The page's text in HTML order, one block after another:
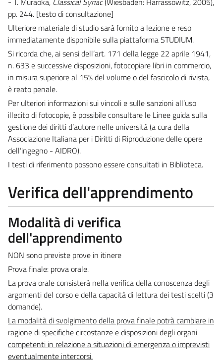
pp. 244. [testo di consultazione]
Ulteriore materiale di studio sarà fornito a lezione e reso
immediatamente disponibile sulla piattaforma STUDIUM.
Si ricorda che, ai sensi dell’art. 171 della legge 22 aprile 1941,
n. 633 e successive disposizioni, fotocopiare libri in commercio,
in misura superiore al 15% del volume o del fascicolo di rivista,
è reato penale.
Per ulteriori informazioni sui vincoli e sulle sanzioni all’uso
illecito di fotocopie, è possibile consultare le Linee guida sulla
gestione dei diritti d’autore nelle università (a cura della
Associazione Italiana per i Diritti di Riproduzione delle opere
dell’ingegno - AIDRO).
I testi di riferimento possono essere consultati in Biblioteca.
Verifica dell'apprendimento
Modalità di verifica
dell'apprendimento
NON sono previste prove in itinere
Prova finale: prova orale.
La prova orale consisterà nella verifica della conoscenza degli
argomenti del corso e della capacità di lettura dei testi scelti (3
domande).
La modalità di svolgimento della prova finale potrà cambiare in
ragione di specifiche circostanze e disposizioni degli organi
competenti in relazione a situazioni di emergenza o imprevisti
eventualmente intercorsi.